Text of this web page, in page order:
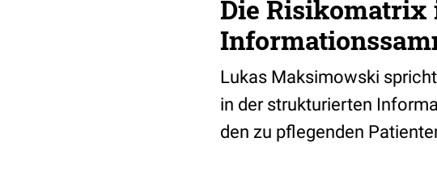
Die
Lukas Maksimowski
in der strukturierten
den zu pflegenden